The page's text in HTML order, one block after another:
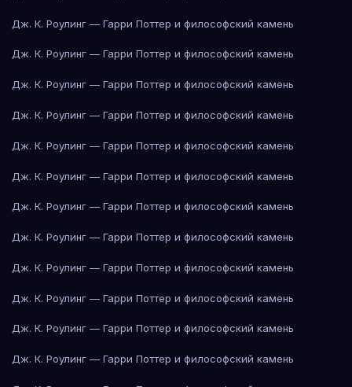
Дж. К. Роулинг — Гарри Поттер и философский камень
Дж. К. Роулинг — Гарри Поттер и философский камень
Дж. К. Роулинг — Гарри Поттер и философский камень
Дж. К. Роулинг — Гарри Поттер и философский камень
Дж. К. Роулинг — Гарри Поттер и философский камень
Дж. К. Роулинг — Гарри Поттер и философский камень
Дж. К. Роулинг — Гарри Поттер и философский камень
Дж. К. Роулинг — Гарри Поттер и философский камень
Дж. К. Роулинг — Гарри Поттер и философский камень
Дж. К. Роулинг — Гарри Поттер и философский камень
Дж. К. Роулинг — Гарри Поттер и философский камень
Дж. К. Роулинг — Гарри Поттер и философский камень